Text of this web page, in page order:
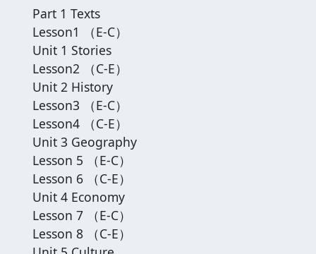
Part 1 Texts
Lesson1 （E-C）
Unit 1 Stories
Lesson2 （C-E）
Unit 2 History
Lesson3 （E-C）
Lesson4 （C-E）
Unit 3 Geography
Lesson 5 （E-C）
Lesson 6 （C-E）
Unit 4 Economy
Lesson 7 （E-C）
Lesson 8 （C-E）